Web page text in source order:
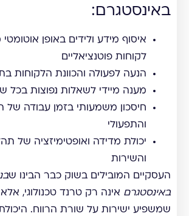
באינסטגרם:
איסוף מידע ולידים באופן
לקוחות פוטנציאליים
הנעה לפעולה והכוונת הלקוחות
מענה מיידי לשאלות נפוצות בכל
חיסכון משמעותי בזמן עבודה של
והתפעולי
יכולת מדידה ואופטימיזציה של
והשירות
העסקיים המובילים בשוק כבר הבינו ש
באינסטגרם אינה רק טרנד טכנולוגי,
שמשפיע ישירות על שורת הרווח.